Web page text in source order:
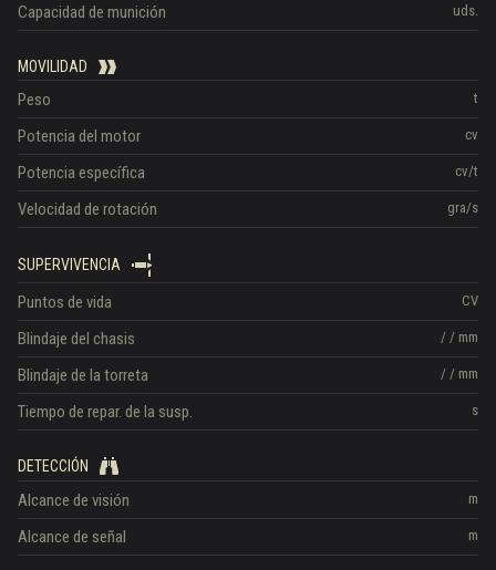
uds.
Capacidad de munición
MOVILIDAD
t
Peso
cv
Potencia del motor
cv/t
Potencia específica
gra/s
Velocidad de rotación
SUPERVIVENCIA
CV
Puntos de vida
/ / mm
Blindaje del chasis
/ / mm
Blindaje de la torreta
s
Tiempo de repar. de la susp.
DETECCIÓN
m
Alcance de visión
m
Alcance de señal